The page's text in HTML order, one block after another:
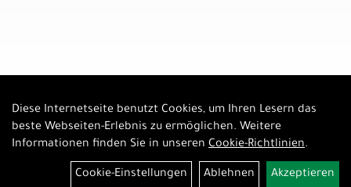
Diese Internetseite benutzt Cookies, um Ihren Lesern das
beste Webseiten-Erlebnis zu ermöglichen. Weitere
Informationen finden Sie in unseren Cookie-Richtlinien.
Cookie-Einstellungen Ablehnen Akzeptieren
Auftrag widerrufen